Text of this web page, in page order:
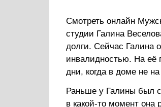
Смотреть онлайн
студии Галина
долги. Сейчас Галина
инвалидностью. На её
дни, когда в доме не
Раньше у Галины был
в какой-то момент